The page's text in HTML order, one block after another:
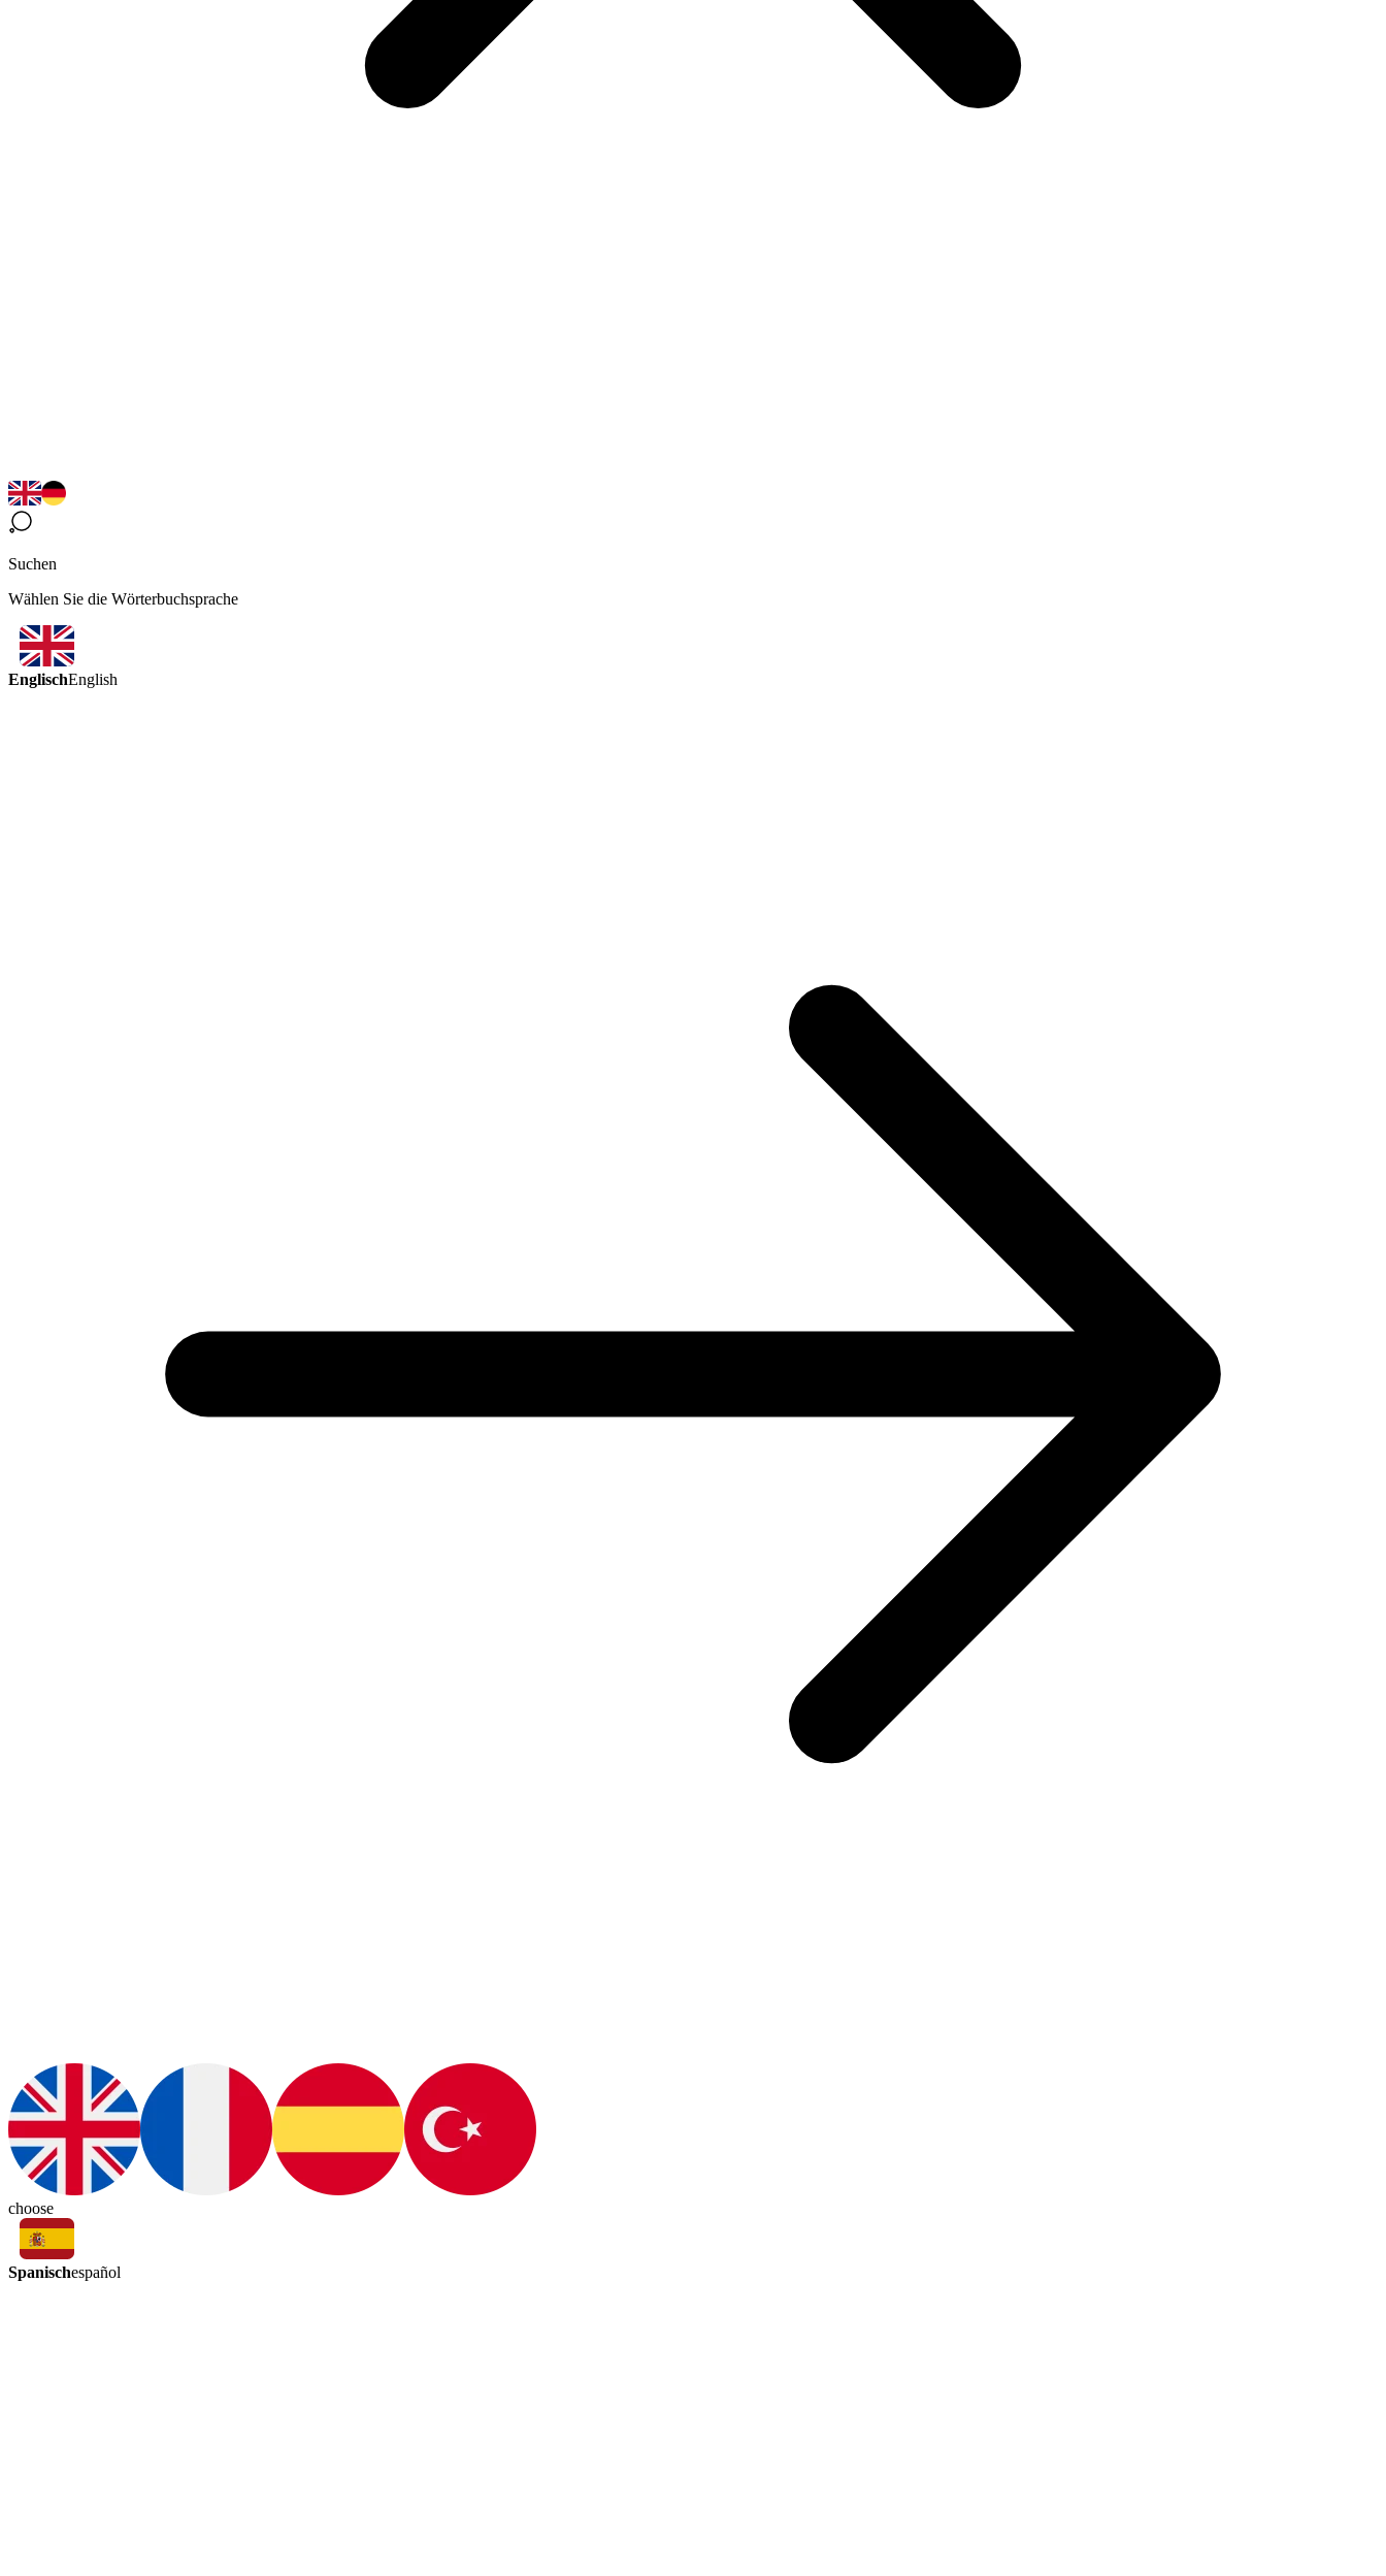
Suchen
Wählen Sie die Wörterbuchsprache
EnglischEnglish
choose
Spanischespañol